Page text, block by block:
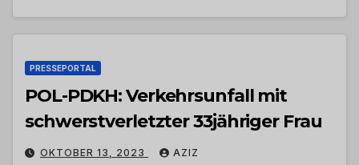
PRESSEPORTAL
POL-PDKH: Verkehrsunfall mit
schwerstverletzter 33jähriger Frau
OKTOBER 13, 2023 AZIZ